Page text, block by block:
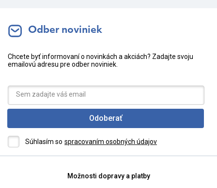
Odber noviniek
Chcete byť informovaní o novinkách a akciách? Zadajte svoju
emailovú adresu pre odber noviniek.
Odoberať
Súhlasím so spracovaním osobných údajov
Možnosti dopravy a platby